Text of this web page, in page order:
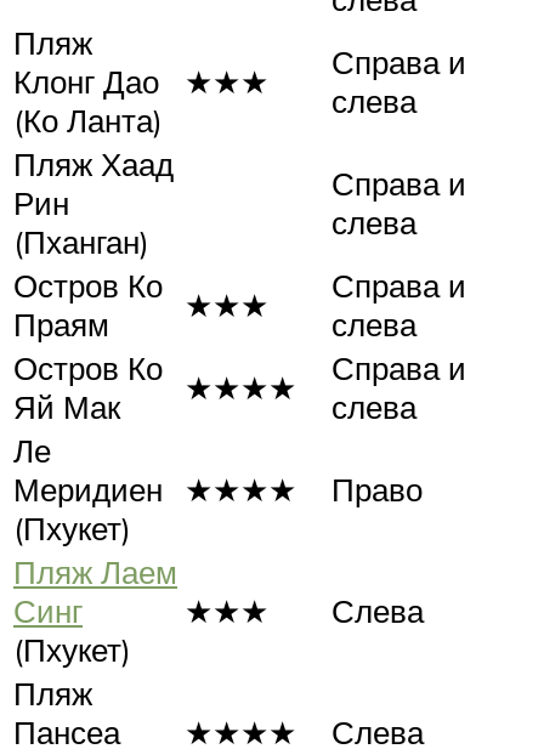
Пляж
Клонг Дао
(Ко Ланта)
★★★
Справа и
слева
Пляж Хаад
Рин
(Пханган)
Справа и
слева
Остров Ко
Праям
★★★
Справа и
слева
Остров Ко
Яй Мак
★★★★
Справа и
слева
Ле
Меридиен
(Пхукет)
★★★★ Право
Пляж Лаем
Синг
(Пхукет)
★★★ Слева
Пляж
Пансеа
★★★★ Слева